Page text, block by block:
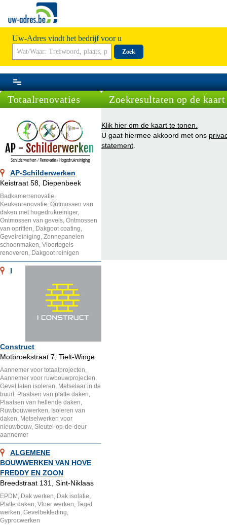
Uw-Adres vindt het bedrijf voor u
Zoek
Totaalrenovaties
AP-Schilderwerken
Keistraat 58, Diepenbeek
Badkamerrenovatie,
Keukenrenovatie, Ontmossen van
daken met hogedrukreiniger,
Ontmossen van gevels, Ontmossen
van opritten, Dakgoot coating,
Gevelreiniging, Zonnepanelen
schoonmaken, Vloertegels
renoveren, Dakgoot reinigen
I
Construct
Motbroekstraat 7, Tielt-Winge
Aannemer voor totaalprojecten,
Aannemer voor ruwbouwprojecten,
Gevel laten isoleren, Metselaar in de
buurt, Plaatsen van platte daken,
Plaatsen van hellende daken,
Ruwbouwwerken, Isoleren van
daken, Metselwerken voor
nieuwbouw, Sleutel-op-de-deur
aannemer
ALGEMENE
BOUWWERKEN VAN HOVE
FREDDY EN ZOON
Breedstraat 131, Sint-Niklaas
EPDM, Dak werken, Dak isolatie,
Platte daken, Vloer werken, Tegel
werken, Gevelbekleding,
Gyprocwerken
Zoekresultaten op de kaart
Klik hier om de kaart te tonen.
U gaat hiermee akkoord met ons
statement